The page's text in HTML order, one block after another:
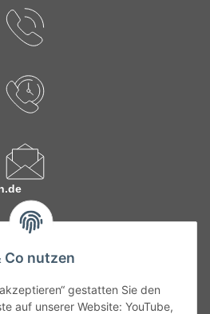
Co nutzen
gestatten Sie den
auf unserer Website: YouTube,